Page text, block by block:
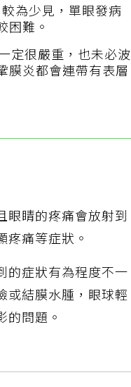
為少見，單眼發病
困難。
定很嚴重，也未必波
膜炎都會連帶有表層
眼睛的疼痛會放射到
痛等症狀。
的症狀有為程度不一
或結膜水腫，眼球輕
的問題。